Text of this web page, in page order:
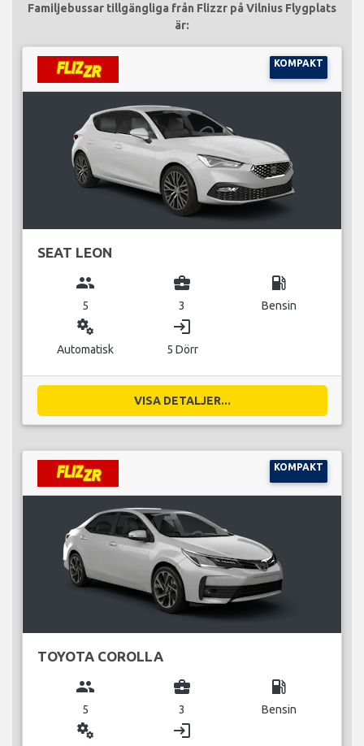
Familjebussar tillgängliga från Flizzr på Vilnius Flygplats
är:
KOMPAKT
SEAT LEON
group
5
business_center
3
local_gas_station
Bensin
miscellaneous_services
Automatisk
login
5 Dörr
VISA DETALJER...
KOMPAKT
TOYOTA COROLLA
group
5
business_center
3
local_gas_station
Bensin
miscellaneous_services login